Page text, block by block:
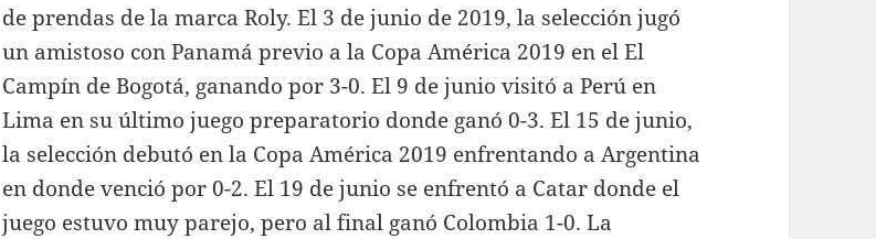
de prendas de la marca Roly. El 3 de junio de 2019, la selección jugó
un amistoso con Panamá previo a la Copa América 2019 en el El
Campín de Bogotá, ganando por 3-0. El 9 de junio visitó a Perú en
Lima en su último juego preparatorio donde ganó 0-3. El 15 de junio,
la selección debutó en la Copa América 2019 enfrentando a Argentina
en donde venció por 0-2. El 19 de junio se enfrentó a Catar donde el
juego estuvo muy parejo, pero al final ganó Colombia 1-0. La